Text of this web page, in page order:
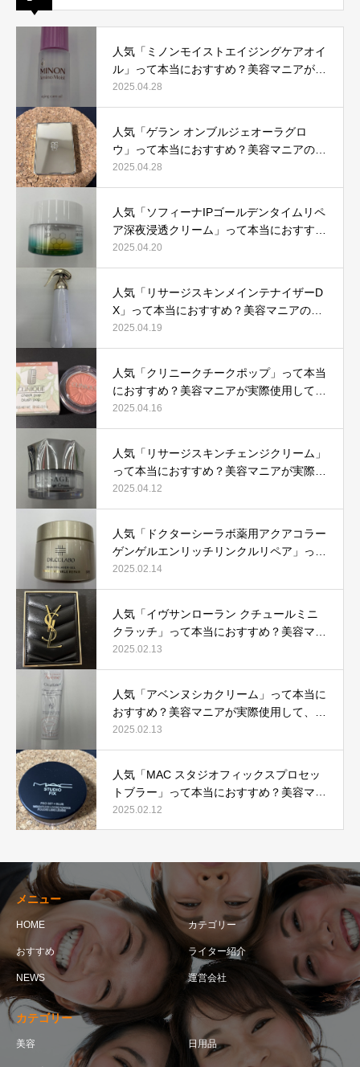
人気「ミノンモイストエイジングケアオイ
ル」って本当におすすめ？美容マニアが実
際使用して口コミを検証！
2025.04.28
人気「ゲラン オンブルジェオーラグロ
ウ」って本当におすすめ？美容マニアの私
が実際使用して、口コミを検証！
2025.04.28
人気「ソフィーナIPゴールデンタイムリペ
ア深夜浸透クリーム」って本当におすす
め？美容マニアが実際使用して口コミを検
証！
2025.04.20
人気「リサージスキンメインテナイザーD
X」って本当におすすめ？美容マニアの私
が実際使用して、口コミを検証！
2025.04.19
人気「クリニークチークポップ」って本当
におすすめ？美容マニアが実際使用して口
コミを検証！
2025.04.16
人気「リサージスキンチェンジクリーム」
って本当におすすめ？美容マニアが実際使
用して口コミを検証！
2025.04.12
人気「ドクターシーラボ薬用アクアコラー
ゲンゲルエンリッチリンクルリペア」って
本当におすすめ？美容マニアが実際使用し
て口コミを検証
2025.02.14
人気「イヴサンローラン クチュールミニ
クラッチ」って本当におすすめ？美容マニ
アが実際使用して口コミを検証！
2025.02.13
人気「アベンヌシカクリーム」って本当に
おすすめ？美容マニアが実際使用して、口
コミを検証！
2025.02.13
人気「MAC スタジオフィックスプロセッ
トブラー」って本当におすすめ？美容マニ
アが実際使用して口コミを検証！
2025.02.12
メニュー
HOME カテゴリー
おすすめ ライター紹介
NEWS 運営会社
カテゴリー
美容 日用品